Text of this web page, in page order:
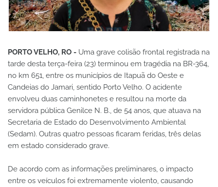
PORTO VELHO, RO - Uma grave colisão frontal registrada na
tarde desta terça-feira (23) terminou em tragédia na BR-364,
no km 651, entre os municípios de Itapuã do Oeste e
Candeias do Jamari, sentido Porto Velho. O acidente
envolveu duas caminhonetes e resultou na morte da
servidora pública Genilce N. B., de 54 anos, que atuava na
Secretaria de Estado do Desenvolvimento Ambiental
(Sedam). Outras quatro pessoas ficaram feridas, três delas
em estado considerado grave.
De acordo com as informações preliminares, o impacto
entre os veículos foi extremamente violento, causando